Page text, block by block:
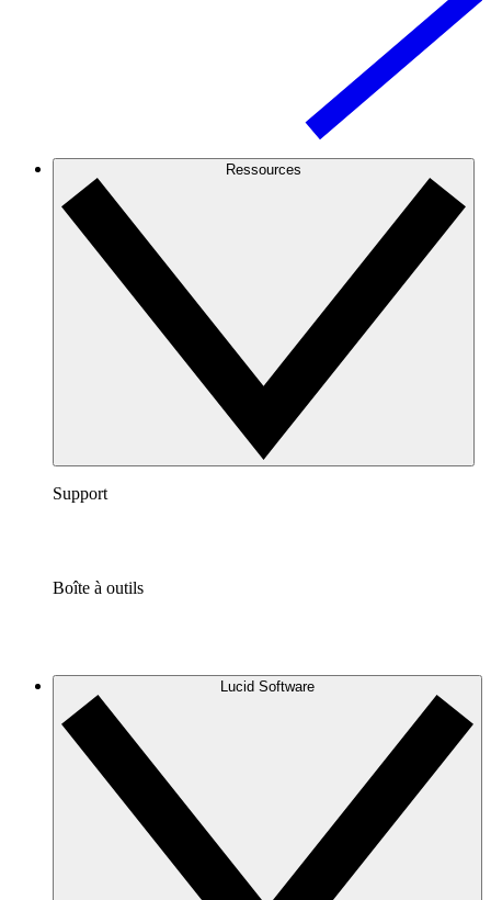
Ressources
Support
Boîte à outils
Lucid Software